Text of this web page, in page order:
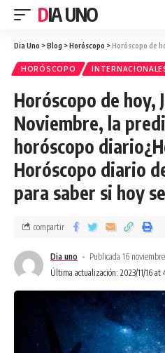
DIA UNO
Dia Uno >Blog >Horóscopo >Horóscopo de hoy, Jueves 16 de Noviembre,
HORÓSCOPO
Horóscopo de hoy,
Noviembre, la
horóscopo
Horóscopo diario
para saber si hoy
Última actualización: 2023/11/16 at
Dia uno Publicada 16
compartir